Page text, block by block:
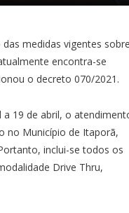
medidas vigentes sobre
encontra-se
o decreto 070/2021.
19 de abril, o
no Município de Itaporã,
inclui-se todos os
Drive Thru,